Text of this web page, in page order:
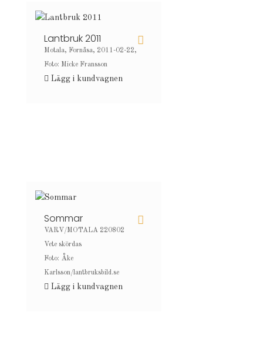
Lantbruk 2011
Motala, Fornåsa, 2011-02-22,
Foto: Micke Fransson
Lägg i kundvagnen
Sommar
VARV/MOTALA 220802
Vete skördas
Foto: Åke
Karlsson/lantbruksbild.se
Lägg i kundvagnen